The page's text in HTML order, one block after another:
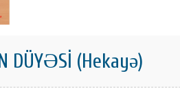
DÜYƏSİ (Hekayə)